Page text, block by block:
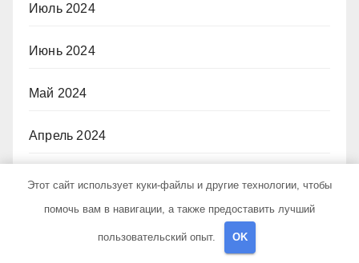
Июль 2024
Июнь 2024
Май 2024
Апрель 2024
Март 2024
Этот сайт использует куки-файлы и другие технологии, чтобы
помочь вам в навигации, а также предоставить лучший
пользовательский опыт. OK